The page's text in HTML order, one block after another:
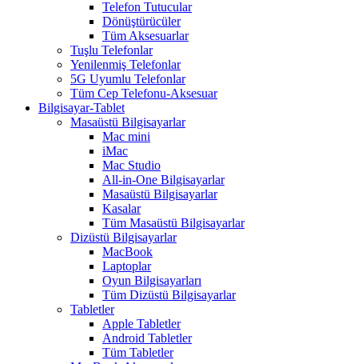
Telefon Tutucular
Dönüştürücüler
Tüm Aksesuarlar
Tuşlu Telefonlar
Yenilenmiş Telefonlar
5G Uyumlu Telefonlar
Tüm Cep Telefonu-Aksesuar
Bilgisayar-Tablet
Masaüstü Bilgisayarlar
Mac mini
iMac
Mac Studio
All-in-One Bilgisayarlar
Masaüstü Bilgisayarlar
Kasalar
Tüm Masaüstü Bilgisayarlar
Dizüstü Bilgisayarlar
MacBook
Laptoplar
Oyun Bilgisayarları
Tüm Dizüstü Bilgisayarlar
Tabletler
Apple Tabletler
Android Tabletler
Tüm Tabletler